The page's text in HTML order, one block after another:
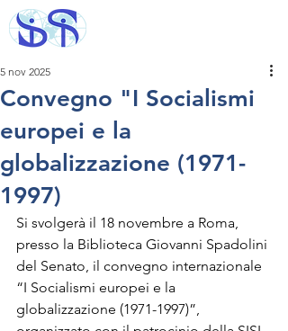
Convegno "I Socialismi
europei e la
globalizzazione (1971-
1997)
5 nov 2025
Si svolgerà il 18 novembre a Roma,
presso la Biblioteca Giovanni Spadolini
del Senato, il convegno internazionale
“I Socialismi europei e la
globalizzazione (1971-1997)”,